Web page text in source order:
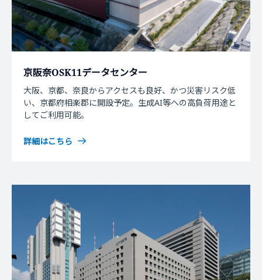
京阪奈OSK11データセンター
大阪、京都、奈良からアクセスも良好、かつ災害リスク低
い、京都府相楽郡に開設予定。生成AI等への高負荷用途と
してご利用可能。
詳細はこちら